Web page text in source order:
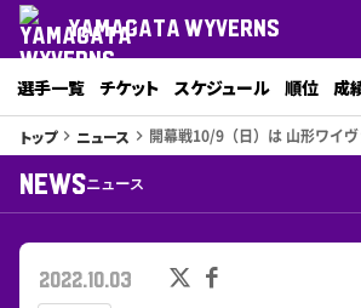
YAMAGATA WYVERNS
選手一覧 チケット スケジュール 順位 成
トップkeyboard_arrow_right ニュース keyboard_arrow_right 開幕戦10/9（日）は 山形ワイ
NEWSニュース
2022.10.03